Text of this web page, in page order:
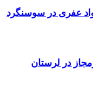
شهرداری تهران
چهارشنبه سی و